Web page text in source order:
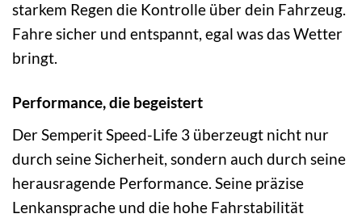
starkem Regen die Kontrolle über dein Fahrzeug.
Fahre sicher und entspannt, egal was das Wetter
bringt.
Performance, die begeistert
Der Semperit Speed-Life 3 überzeugt nicht nur
durch seine Sicherheit, sondern auch durch seine
herausragende Performance. Seine präzise
Lenkansprache und die hohe Fahrstabilität